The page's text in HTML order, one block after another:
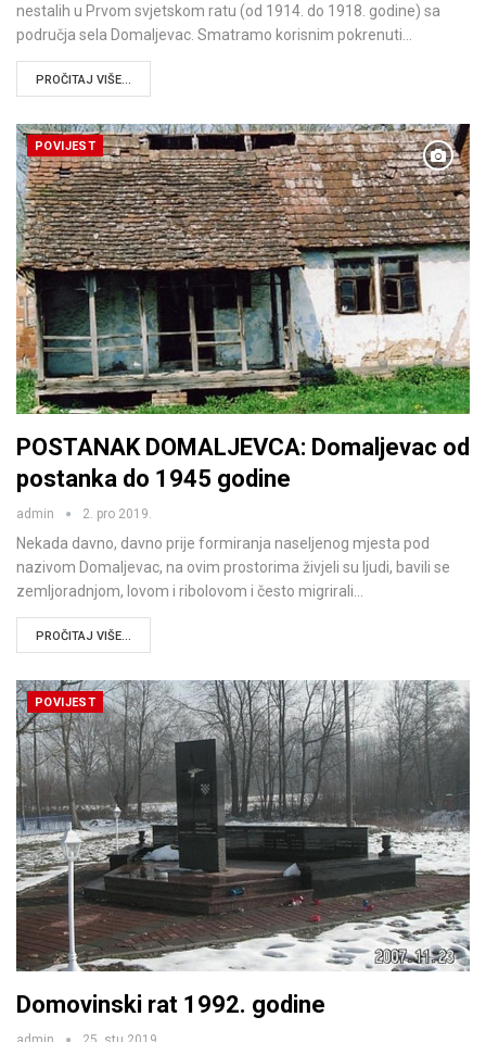
nestalih u Prvom svjetskom ratu (od 1914. do 1918. godine) sa
područja sela Domaljevac. Smatramo korisnim pokrenuti…
PROČITAJ VIŠE...
POVIJEST
POSTANAK DOMALJEVCA: Domaljevac od
postanka do 1945 godine
admin 2. pro 2019.
Nekada davno, davno prije formiranja naseljenog mjesta pod
nazivom Domaljevac, na ovim prostorima živjeli su ljudi, bavili se
zemljoradnjom, lovom i ribolovom i često migrirali…
PROČITAJ VIŠE...
POVIJEST
Domovinski rat 1992. godine